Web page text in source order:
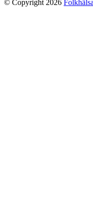
© Copyright 2026